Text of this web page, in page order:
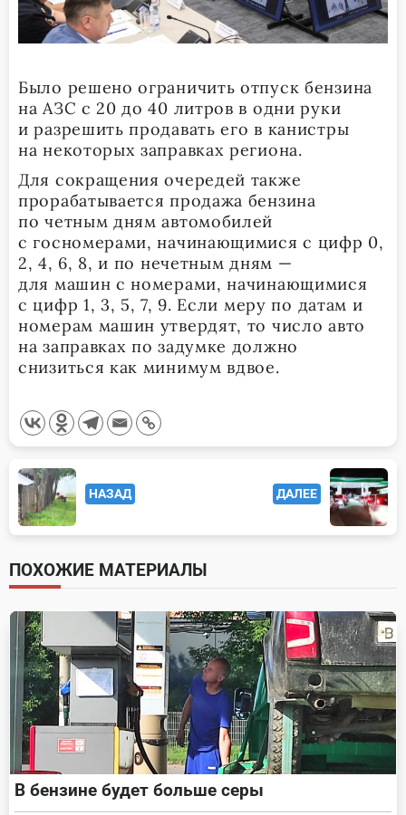
Было решено ограничить отпуск бензина
на АЗС с 20 до 40 литров в одни руки
и разрешить продавать его в канистры
на некоторых заправках региона.
Для сокращения очередей также
прорабатывается продажа бензина
по четным дням автомобилей
с госномерами, начинающимися с цифр 0,
2, 4, 6, 8, и по нечетным дням —
для машин с номерами, начинающимися
с цифр 1, 3, 5, 7, 9. Если меру по датам и
номерам машин утвердят, то число авто
на заправках по задумке должно
снизиться как минимум вдвое.
<span
class="nav-
subtitle
screen-
reader-
text">Page</span>
НАЗАД ДАЛЕЕ
ПОХОЖИЕ МАТЕРИАЛЫ
В бензине будет больше серы